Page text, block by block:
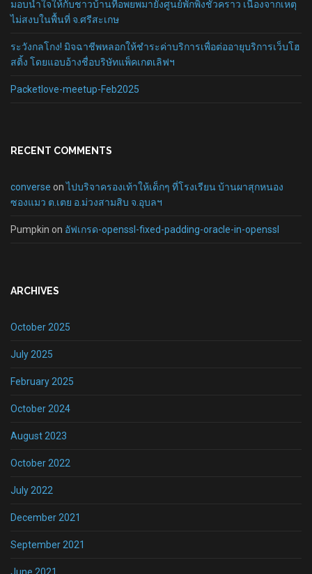
มอบน้ำใจให้กับชาวบ้านที่อพยพมายังศูนย์พักพิงชั่วคราว เนื่องจากเหตุ
ไม่สงบในพื้นที่ จ.ศรีสะเกษ
ระวังกลโกง! มิจฉาชีพหลอกให้ชำระค่าบริการเพื่อต่ออายุบริการเว็บโฮ
สติ้ง โดยแอบอ้างชื่อบริษัทแพ็คเกตเลิฟฯ
Packetlove-meetup-Feb2025
RECENT COMMENTS
converse onไปบริจาครองเท้าให้เด็กๆ ที่โรงเรียน บ้านผาสุกหนอง
ซองแมว ต.เตย อ.ม่วงสามสิบ จ.อุบลฯ
Pumpkin on อัฟเกรด-openssl-fixed-padding-oracle-in-openssl
ARCHIVES
October 2025
July 2025
February 2025
October 2024
August 2023
October 2022
July 2022
December 2021
September 2021